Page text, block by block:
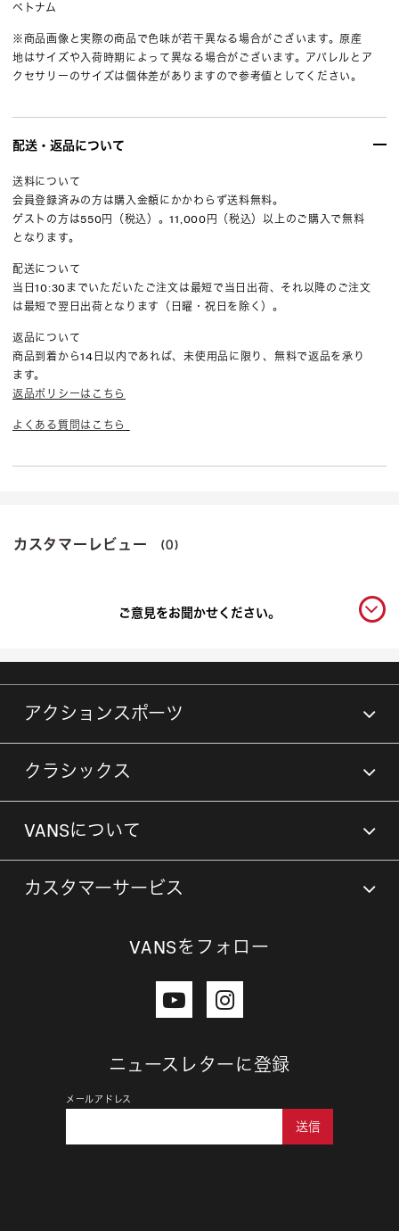
ベトナム
※商品画像と実際の商品で色味が若干異なる場合がございます。原産
地はサイズや入荷時期によって異なる場合がございます。アパレルとア
クセサリーのサイズは個体差がありますので参考値としてください。
配送・返品について
送料について
会員登録済みの方は購入金額にかかわらず送料無料。
ゲストの方は550円（税込）。11,000円（税込）以上のご購入で無料
となります。
配送について
当日10:30までいただいたご注文は最短で当日出荷、それ以降のご注文
は最短で翌日出荷となります（日曜・祝日を除く）。
返品について
商品到着から14日以内であれば、未使用品に限り、無料で返品を承り
ます。
返品ポリシーはこちら
よくある質問はこちら
カスタマーレビュー (0)
ご意見をお聞かせください。
アクションスポーツ
クラシックス
VANSについて
カスタマーサービス
VANSをフォロー
ニュースレターに登録
メールアドレス
送信